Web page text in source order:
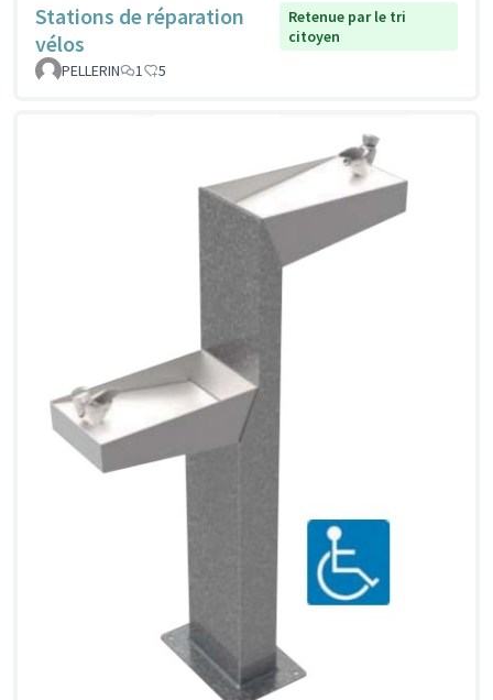
Stations de réparation
vélos
Retenue par le tri
citoyen
PELLERIN
1 5